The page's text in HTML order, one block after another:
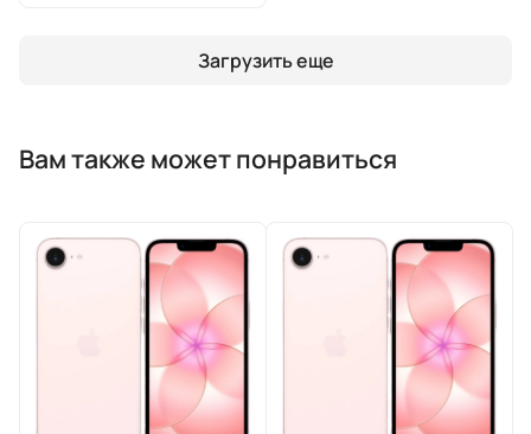
Загрузить еще
Вам также может понравиться